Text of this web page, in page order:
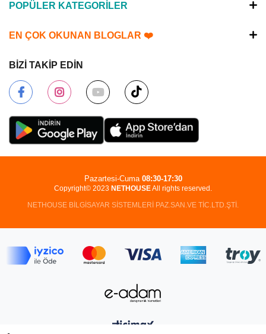
POPÜLER KATEGORİLER
EN ÇOK OKUNAN BLOGLAR ❤️
BİZİ TAKİP EDİN
Copyright© 2023 NETHOUSEAll rights reserved.
NETHOUSE BİLGİSAYAR SİSTEMLERİ PAZ.SAN.VE TİC.LTD.ŞTİ.
Pazartesi-Cuma 08:30-17:30